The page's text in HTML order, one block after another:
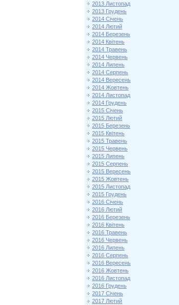
2013 Листопад
2013 Грудень
2014 Січень
2014 Лютий
2014 Березень
2014 Квітень
2014 Травень
2014 Червень
2014 Липень
2014 Серпень
2014 Вересень
2014 Жовтень
2014 Листопад
2014 Грудень
2015 Січень
2015 Лютий
2015 Березень
2015 Квітень
2015 Травень
2015 Червень
2015 Липень
2015 Серпень
2015 Вересень
2015 Жовтень
2015 Листопад
2015 Грудень
2016 Січень
2016 Лютий
2016 Березень
2016 Квітень
2016 Травень
2016 Червень
2016 Липень
2016 Серпень
2016 Вересень
2016 Жовтень
2016 Листопад
2016 Грудень
2017 Січень
2017 Лютий